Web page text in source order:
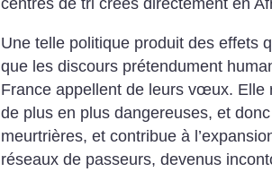
centres de tri créés directement en
Une telle politique produit des effets
que les discours prétendument
France appellent de leurs vœux. Elle
de plus en plus dangereuses, et
meurtrières, et contribue à
réseaux de passeurs, devenus